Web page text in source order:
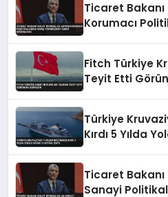
Ticaret Bakanı
Korumacı
Fitch Türkiye
Teyit Etti
Türkiye
Kırdı 5 Yılda
Ticaret Bakanı
Sanayi